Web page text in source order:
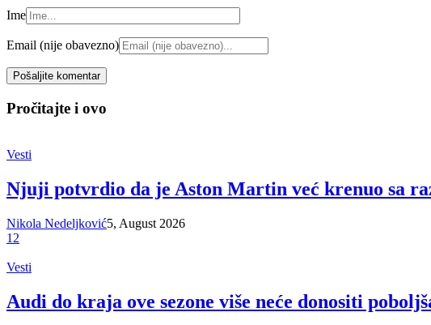
Ime
Email (nije obavezno)
Pročitajte i ovo
Vesti
Njuji potvrdio da je Aston Martin već krenuo sa
Nikola Nedeljković5, August 2026
12
Vesti
Audi do kraja ove sezone više neće donositi